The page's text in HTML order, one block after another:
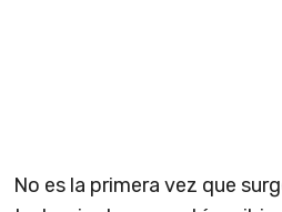
No es la primera vez que